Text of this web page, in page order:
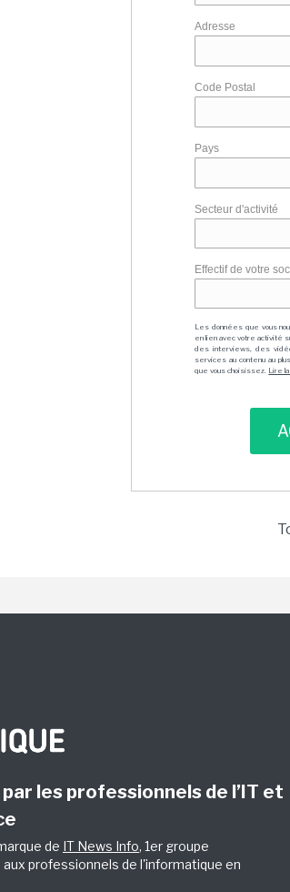
Adresse
Code Postal
Pays
Secteur d'activité
Effectif de votre
Les données que vous
en lien avec votre activité
des interviews, des
services au contenu au
que vous choisissez. Lire
les professionnels de l’IT et
de IT News Info, 1er groupe
professionnels de l'informatique en